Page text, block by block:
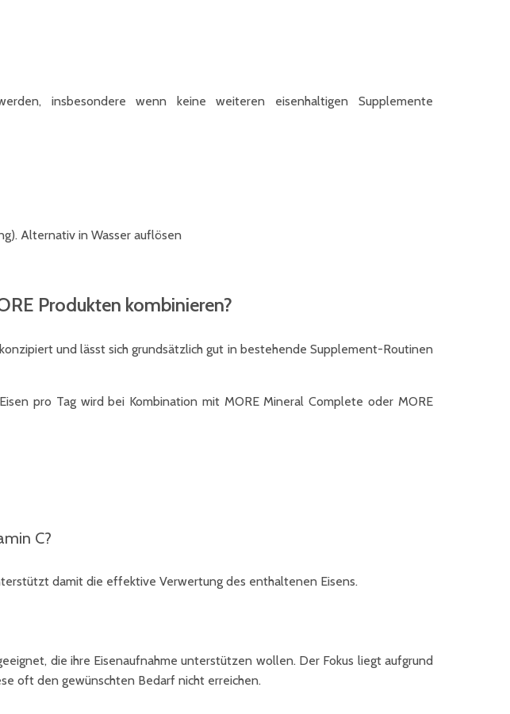
insbesondere wenn keine weiteren eisenhaltigen Supplemente
Alternativ in Wasser auflösen
Produkten kombinieren?
und lässt sich grundsätzlich gut in bestehende Supplement-Routinen
pro Tag wird bei Kombination mit MORE Mineral Complete oder MORE
C?
damit die effektive Verwertung des enthaltenen Eisens.
die ihre Eisenaufnahme unterstützen wollen. Der Fokus liegt aufgrund
oft den gewünschten Bedarf nicht erreichen.